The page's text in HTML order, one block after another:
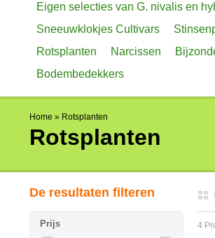
Eigen selecties van G. nivalis en
Sneeuwklokjes Cultivars
Rotsplanten
Narcissen
Bodembedekkers
Home » Rotsplanten
Rotsplanten
4
De resultaten filteren
Prijs